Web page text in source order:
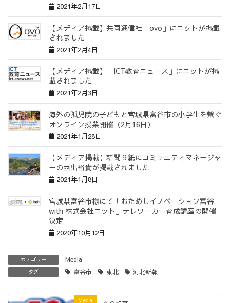
2021年2月17日
【メディア掲載】共同通信社「ovo」にニットが掲載
されました
2021年2月4日
【メディア掲載】「ICT教育ニュース」にニットが掲
載されました
2021年2月3日
海外の孤児院の子どもと宮城県富谷市の小学生を繋ぐ
オンライン授業開催（2月16日）
2021年1月28日
【メディア掲載】新聞９紙にコミュニティマネージャ
ーの西出裕貴が掲載されました
2021年1月8日
宮城県富谷市様にて「おためしイノベーション富谷
with 株式会社ニット」テレワーカー育成講座の開催
決定
2020年10月12日
カテゴリー Media
タグ 富谷市 東北 河北新報
Media